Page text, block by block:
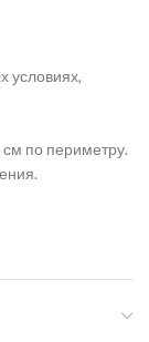
условиях,
по периметру.